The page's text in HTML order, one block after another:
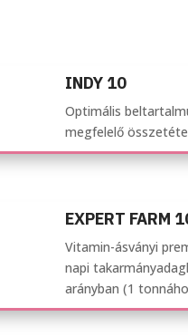
INDY 10
Optimális
megfelelő
EXPERT FARM
Vitamin-ásványi
napi
arányban (1